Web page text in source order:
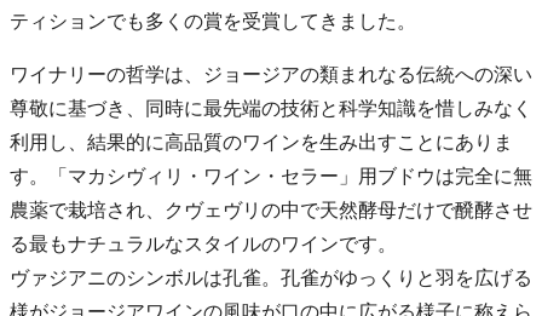
ティションでも多くの賞を受賞してきました。
ワイナリーの哲学は、ジョージアの類まれなる伝統への深い
尊敬に基づき、同時に最先端の技術と科学知識を惜しみなく
利用し、結果的に高品質のワインを生み出すことにありま
す。「マカシヴィリ・ワイン・セラー」用ブドウは完全に無
農薬で栽培され、クヴェヴリの中で天然酵母だけで醗酵させ
る最もナチュラルなスタイルのワインです。
ヴァジアニのシンボルは孔雀。孔雀がゆっくりと羽を広げる